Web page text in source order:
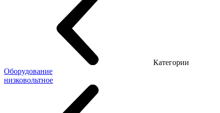
Категории
Оборудование
низковольтное